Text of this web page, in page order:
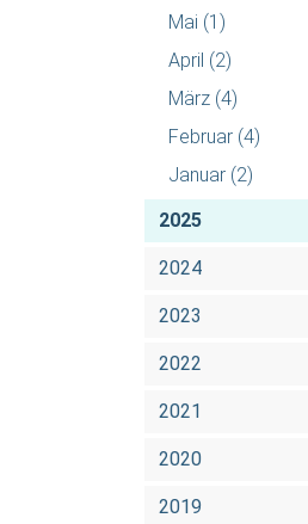
Mai (1)
April (2)
März (4)
Februar (4)
Januar (2)
2025
2024
2023
2022
2021
2020
2019